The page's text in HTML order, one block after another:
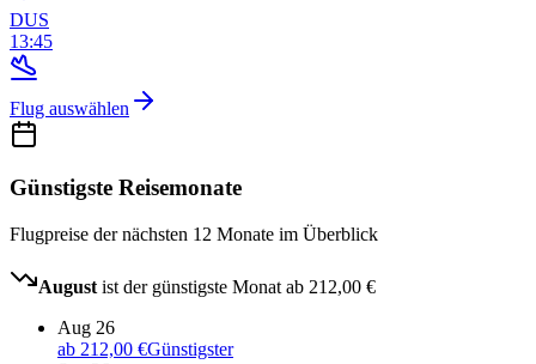
DUS
13:45
Flug auswählen
Günstigste Reisemonate
Flugpreise der nächsten 12 Monate im Überblick
August ist der günstigste Monat ab 212,00 €
Aug 26
ab 212,00 €Günstigster